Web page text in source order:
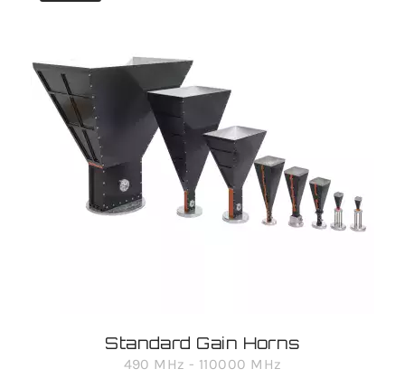
Standard Gain Horns
490 MHz - 110000 MHz